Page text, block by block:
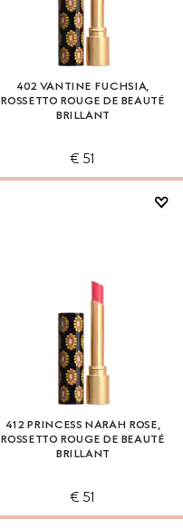
402 VANTINE FUCHSIA,
ROSSETTO ROUGE DE BEAUTÉ
BRILLANT
€ 51
412 PRINCESS NARAH ROSE,
ROSSETTO ROUGE DE BEAUTÉ
BRILLANT
€ 51